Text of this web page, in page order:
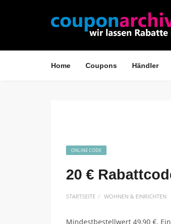
Home Coupons Händler
ONLINE CODE
20 €
STARTSEITE WOHNEN & EINRICHTEN
Mindestbestellwert 49,90 €.